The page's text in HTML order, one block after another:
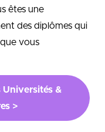
êtes une
des diplômes qui
vous
&
>